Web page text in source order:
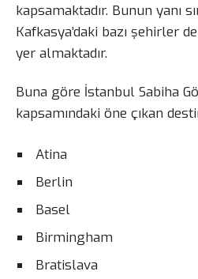
kapsamaktadır. Bunun yanı
Kafkasya’daki bazı şehirler
yer almaktadır.
Buna göre İstanbul Sabiha
kapsamındaki öne çıkan
Atina
Berlin
Basel
Birmingham
Bratislava